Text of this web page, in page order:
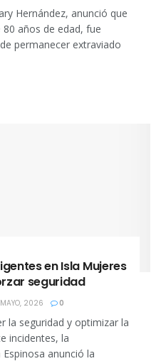
Hernández, anunció que
años de edad, fue
permanecer extraviado
en Isla Mujeres
seguridad
2026 0
la seguridad y optimizar la
incidentes, la
anunció la